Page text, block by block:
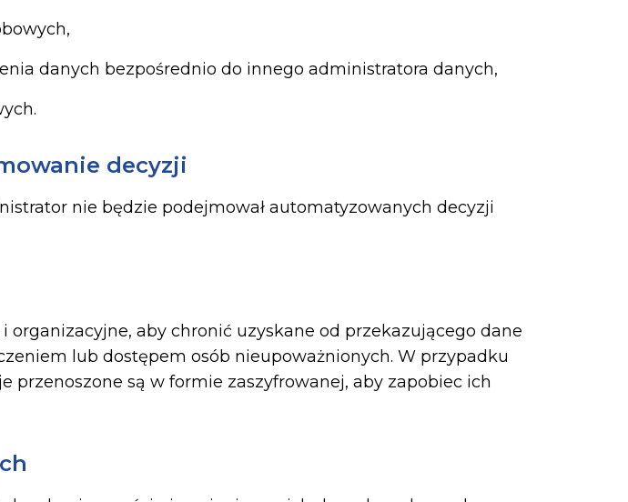
danych bezpośrednio do innego administratora danych,
decyzji
nie będzie podejmował automatyzowanych decyzji
aby chronić uzyskane od przekazującego dane
lub dostępem osób nieupoważnionych. W przypadku
są w formie zaszyfrowanej, aby zapobiec ich